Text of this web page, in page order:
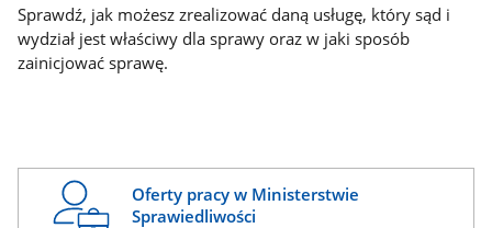
Sprawdź, jak możesz zrealizować daną usługę, który sąd i
wydział jest właściwy dla sprawy oraz w jaki sposób
zainicjować sprawę.
Oferty pracy w Ministerstwie
Sprawiedliwości